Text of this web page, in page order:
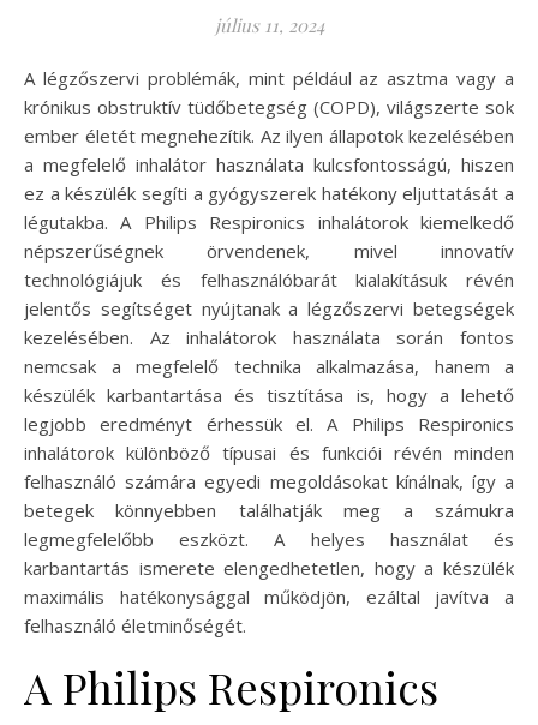
július 11, 2024
A légzőszervi problémák, mint például az asztma vagy a
krónikus obstruktív tüdőbetegség (COPD), világszerte sok
ember életét megnehezítik. Az ilyen állapotok kezelésében
a megfelelő inhalátor használata kulcsfontosságú, hiszen
ez a készülék segíti a gyógyszerek hatékony eljuttatását a
légutakba. A Philips Respironics inhalátorok kiemelkedő
népszerűségnek örvendenek, mivel innovatív
technológiájuk és felhasználóbarát kialakításuk révén
jelentős segítséget nyújtanak a légzőszervi betegségek
kezelésében. Az inhalátorok használata során fontos
nemcsak a megfelelő technika alkalmazása, hanem a
készülék karbantartása és tisztítása is, hogy a lehető
legjobb eredményt érhessük el. A Philips Respironics
inhalátorok különböző típusai és funkciói révén minden
felhasználó számára egyedi megoldásokat kínálnak, így a
betegek könnyebben találhatják meg a számukra
legmegfelelőbb eszközt. A helyes használat és
karbantartás ismerete elengedhetetlen, hogy a készülék
maximális hatékonysággal működjön, ezáltal javítva a
felhasználó életminőségét.
A Philips Respironics